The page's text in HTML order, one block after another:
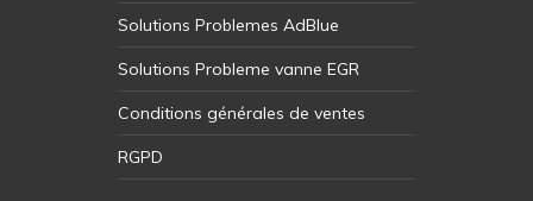
Solutions Problemes AdBlue
Solutions Probleme vanne EGR
Conditions générales de ventes
RGPD